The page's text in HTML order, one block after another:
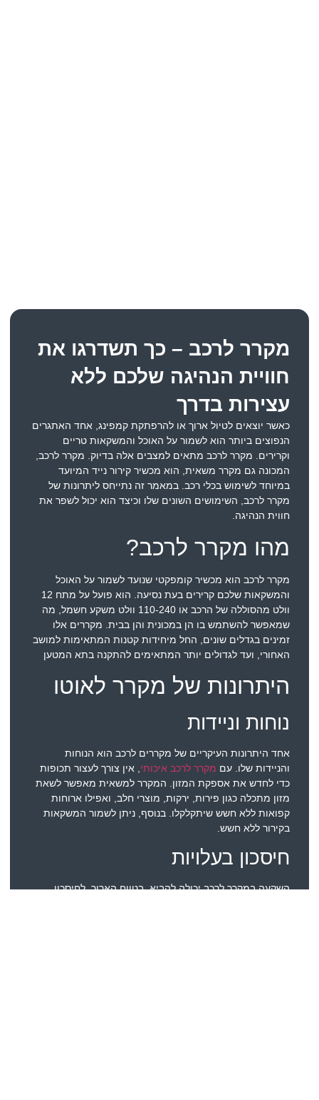
מקרר לרכב – כך תשדרגו את
חוויית הנהיגה שלכם ללא
עצירות בדרך
כאשר יוצאים לטיול ארוך או להרפתקת קמפינג, אחד האתגרים
הנפוצים ביותר הוא לשמור על האוכל והמשקאות טריים
וקרירים. מקרר לרכב מתאים למצבים אלה בדיוק. מקרר לרכב,
המכונה גם מקרר משאית, הוא מכשיר קירור נייד המיועד
במיוחד לשימוש בכלי רכב. במאמר זה נתייחס ליתרונות של
מקרר לרכב, השימושים השונים שלו וכיצד הוא יכול לשפר את
חווית הנהיגה.
מהו מקרר לרכב?
מקרר לרכב הוא מכשיר קומפקטי שנועד לשמור על האוכל
והמשקאות שלכם קרירים בעת נסיעה. הוא פועל על מתח 12
וולט מהסוללה של הרכב או 110-240 וולט משקע חשמל, מה
שמאפשר להשתמש בו הן במכונית והן בבית. מקררים אלו
זמינים בגדלים שונים, החל מיחידות קטנות המתאימות למושב
האחורי, ועד לגדולים יותר המתאימים להתקנה בתא המטען
היתרונות של מקרר לאוטו
נוחות וניידות
אחד היתרונות העיקריים של מקררים לרכב הוא הנוחות
והניידות שלו. עם מקרר לרכב איכותי , אין צורך לעצור תכופות
כדי לחדש את אספקת המזון. המקרר למשאית מאפשר לשאת
מזון מתכלה כגון פירות, ירקות, מוצרי חלב, ואפילו ארוחות
קפואות ללא חשש שיתקלקלו. בנוסף, ניתן לשמור המשקאות
בקירור ללא חשש.
חיסכון בעלויות
השקעה במקרר לרכב יכולה להביא, בטווח הארוך, לחיסכון